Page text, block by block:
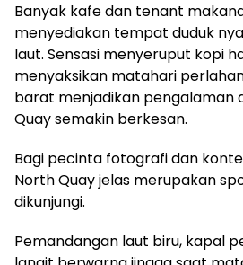
Banyak kafe dan tenant
menyediakan tempat duduk
laut. Sensasi menyeruput kopi
menyaksikan matahari
barat menjadikan pengalaman
Quay semakin berkesan.
Bagi pecinta fotografi dan
North Quay jelas merupakan
dikunjungi.
Pemandangan laut biru, kapal